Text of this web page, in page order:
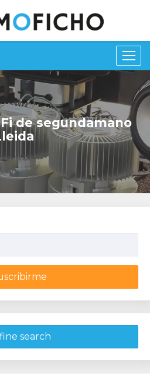
de segundamano
search